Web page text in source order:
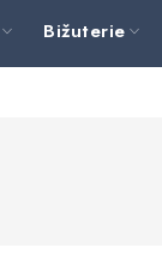
Bižuterie